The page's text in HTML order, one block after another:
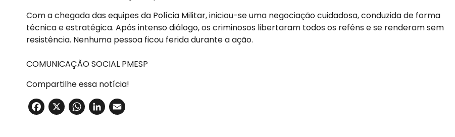
Com a chegada das equipes da Polícia Militar, iniciou-se uma negociação cuidadosa, conduzida de forma
técnica e estratégica. Após intenso diálogo, os criminosos libertaram todos os reféns e se renderam sem
resistência. Nenhuma pessoa ficou ferida durante a ação.
COMUNICAÇÃO SOCIAL PMESP
Compartilhe essa notícia!
Facebook
X WhatsApp
LinkedIn